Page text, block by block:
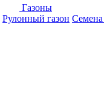
Газоны
Рулонный газон Семена